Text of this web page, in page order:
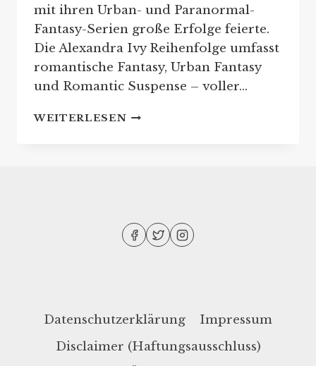
mit ihren Urban- und Paranormal-
Fantasy-Serien große Erfolge feierte.
Die Alexandra Ivy Reihenfolge umfasst
romantische Fantasy, Urban Fantasy
und Romantic Suspense – voller…
WEITERLESENALEXANDRA
Datenschutzerklärung
Impressum
Disclaimer (Haftungsausschluss)